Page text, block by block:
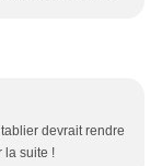
devrait rendre
la suite !